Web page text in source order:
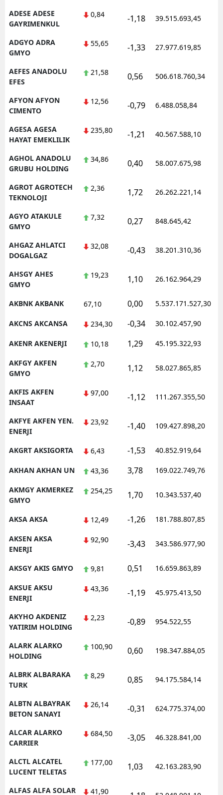
ADESE ADESE
GAYRIMENKUL
0,84 -1,18 39.515.693,45
ADGYO ADRA
GMYO
55,65 -1,33 27.977.619,85
AEFES ANADOLU
EFES
21,58 0,56 506.618.760,34
AFYON AFYON
CIMENTO
12,56 -0,79 6.488.058,84
AGESA AGESA
HAYAT EMEKLILIK
235,80 -1,21 40.567.588,10
AGHOL ANADOLU
GRUBU HOLDING
34,86 0,40 58.007.675,98
AGROT AGROTECH
TEKNOLOJI
2,36 1,72 26.262.221,14
AGYO ATAKULE
GMYO
7,32 0,27 848.645,42
AHGAZ AHLATCI
DOGALGAZ
32,08 -0,43 38.201.310,36
AHSGY AHES
GMYO
19,23 1,10 26.162.964,29
AKBNK AKBANK 67,10 0,00 5.537.171.527,30
AKCNS AKCANSA 234,30 -0,34 30.102.457,90
AKENR AKENERJI 10,18 1,29 45.195.322,93
AKFGY AKFEN
GMYO
2,70 1,12 58.027.865,85
AKFIS AKFEN
INSAAT
97,00 -1,12 111.267.355,50
AKFYE AKFEN YEN.
ENERJI
23,92 -1,40 109.427.898,20
AKGRT AKSIGORTA 6,43 -1,53 40.852.919,64
AKHAN AKHAN UN 43,36 3,78 169.022.749,76
AKMGY AKMERKEZ
GMYO
254,25 1,70 10.343.537,40
AKSA AKSA 12,49 -1,26 181.788.807,85
AKSEN AKSA
ENERJI
92,90 -3,43 343.586.977,90
AKSGY AKIS GMYO 9,81 0,51 16.659.863,89
AKSUE AKSU
ENERJI
43,36 -1,19 45.975.413,50
AKYHO AKDENIZ
YATIRIM HOLDING
2,23 -0,89 954.522,55
ALARK ALARKO
HOLDING
100,90 0,60 198.347.884,05
ALBRK ALBARAKA
TURK
8,29 0,85 94.175.584,14
ALBTN ALBAYRAK
BETON SANAYI
26,14 -0,31 624.775.374,00
ALCAR ALARKO
CARRIER
684,50 -3,05 46.328.841,00
ALCTL ALCATEL
LUCENT TELETAS
177,00 1,03 42.163.283,90
ALFAS ALFA SOLAR 41,90